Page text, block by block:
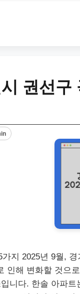
권선구
지 2025년 9월,
인해 변화할 것으
니다. 한솔 아파